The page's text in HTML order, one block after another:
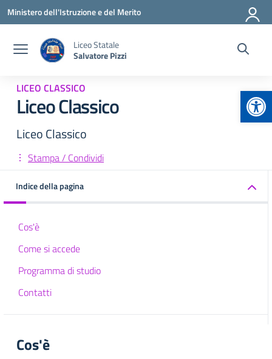
Vai ai contenuti
Vai al menu di navigazione
Vai al footer
Ministero dell'Istruzione e del Merito
Liceo Statale
Salvatore Pizzi
LICEO CLASSICO
Liceo Classico
Liceo Classico
Stampa / Condividi
Indice della pagina
Cos'è
Come si accede
Programma di studio
Contatti
Cos'è